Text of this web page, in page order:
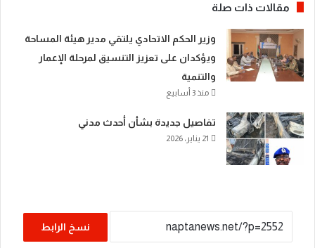
مقالات ذات صلة
​وزير الحكم الاتحادي يلتقي مدير هيئة المساحة
ويؤكدان على تعزيز التنسيق لمرحلة الإعمار
والتنمية
منذ 3 أسابيع
تفاصيل جديدة بشأن أحدث مدني
21 يناير، 2026
نسخ الرابط